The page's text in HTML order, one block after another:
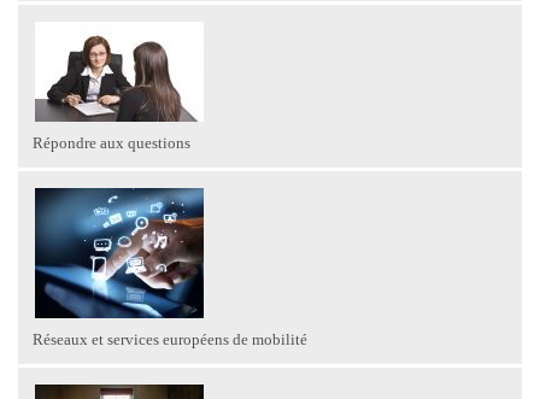
Répondre aux questions
Réseaux et services européens de mobilité